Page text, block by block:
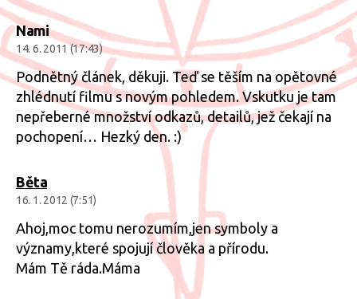
Nami
14. 6. 2011 (17:43)
Podnětný článek, děkuji. Teď se těším na opětovné
zhlédnutí filmu s novým pohledem. Vskutku je tam
nepřeberné množství odkazů, detailů, jež čekají na
pochopení… Hezký den. :)
Běta
16. 1. 2012 (7:51)
Ahoj,moc tomu nerozumím,jen symboly a
významy,které spojují člověka a přírodu.
Mám Tě ráda.Máma